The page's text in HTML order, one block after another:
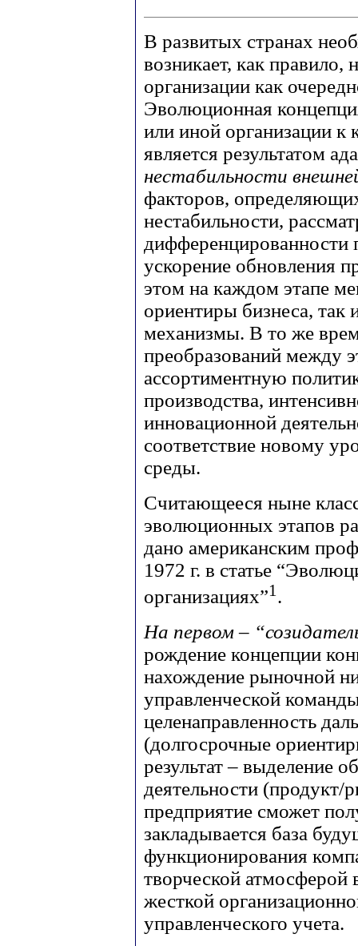
В развитых странах
возникает, как правило,
организации как
Эволюционная
или иной организации
является результатом
нестабильности
факторов,
нестабильности,
дифференцированности
ускорение обновления
этом на каждом этапе
ориентиры бизнеса, так
механизмы. В то же
преобразований между
ассортиментную
производства,
инновационной
соответствие новому
среды.
Считающееся ныне
эволюционных этапов
дано американским
1972 г. в статье
организациях”1 .
На первом –
рождение концепции
нахождение рыночной
управленческой
целенаправленность
(долгосрочные
результат – выделение
деятельности
предприятие сможет
закладывается база
функционирования
творческой атмосферой
жесткой
управленческого учета.